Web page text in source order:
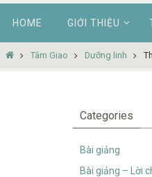
content
HOME GIỚI THIỆU
HomeTâm Giao Dưỡng linh
Categories
Bài giảng
Bài giảng – Lời